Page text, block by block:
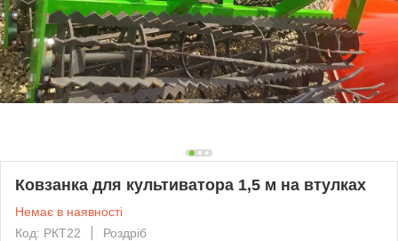
Ковзанка для культиватора 1,5 м на втулках
Немає в наявності
Код: РКТ22
Роздріб